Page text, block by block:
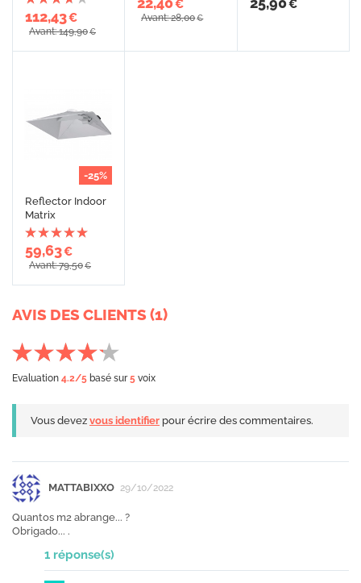
112,43€
Avant: 149,90€
€
Avant: 28,00€
€
-25%
Reflector Indoor
Matrix
59,63€
Avant: 79,50€
AVIS DES CLIENTS (1)
Evaluation 4.2/5 basé sur5 voix
Vous devez vous identifier pour écrire des commentaires.
MATTABIXXO 29/10/2022
Quantos m2 abrange... ?
Obrigado... .
1 réponse(s)